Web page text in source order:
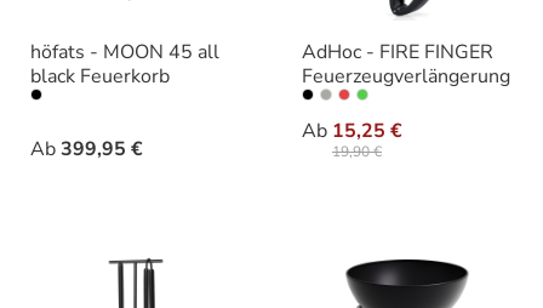
höfats - MOON 45 all
black Feuerkorb
Ab399,95 €
Varianten
AdHoc - FIRE FINGER
Feuerzeugverlängerung
Ab 15,25 €
19,90 €
Farbe